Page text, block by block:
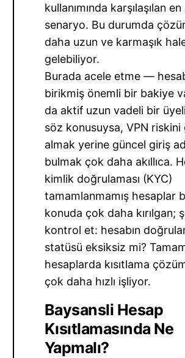
kullanımında karşılaşılan en
senaryo. Bu durumda
daha uzun ve karmaşık
gelebiliyor.
Burada acele etme —
birikmiş önemli bir bakiye
da aktif uzun vadeli bir
söz konusuysa, VPN riskini
almak yerine güncel giriş
bulmak çok daha akıllıca.
kimlik doğrulaması (KYC)
tamamlanmamış hesaplar
konuda çok daha kırılgan;
kontrol et: hesabın
statüsü eksiksiz mi?
hesaplarda kısıtlama
çok daha hızlı işliyor.
Baysansli Hesap
Kısıtlamasında Ne
Yapmalı?